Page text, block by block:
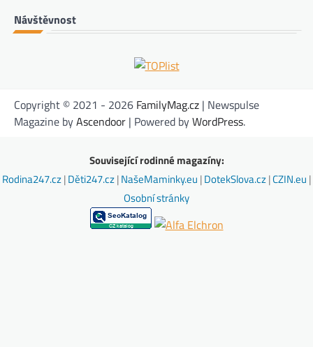
Návštěvnost
Copyright © 2021 - 2026 FamilyMag.cz | Newspulse
Magazine byAscendoor | Powered byWordPress.
Související rodinné magazíny:
Rodina247.cz|Děti247.cz|NašeMaminky.eu |DotekSlova.cz|CZIN.eu |
Osobní stránky